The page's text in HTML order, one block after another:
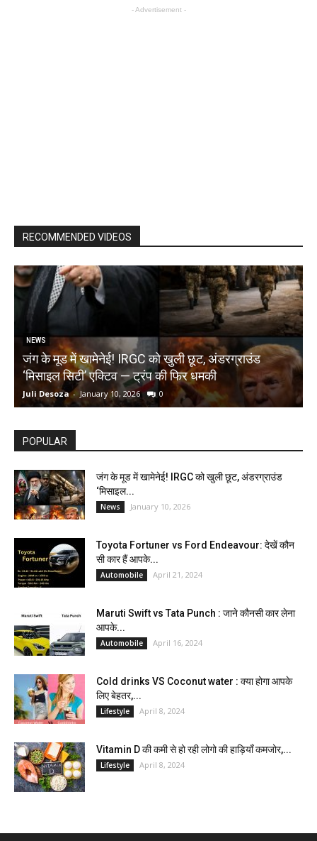
- Advertisement -
RECOMMENDED VIDEOS
NEWS
जंग के मूड में खामेनेई! IRGC को खुली छूट, अंडरग्राउंड
‘मिसाइल सिटी’ एक्टिव — ट्रंप की फिर धमकी
Juli Desoza - January 10, 2026 0
POPULAR
जंग के मूड में खामेनेई! IRGC को खुली छूट, अंडरग्राउंड
‘मिसाइल...
News January 10, 2026
Toyota Fortuner vs Ford Endeavour: देखें कौन
सी कार हैं आपके...
Automobile April 21, 2024
Maruti Swift vs Tata Punch : जाने कौनसी कार लेना
आपके...
Automobile April 16, 2024
Cold drinks VS Coconut water : क्या होगा आपके
लिए बेहतर,...
Lifestyle April 8, 2024
Vitamin D की कमी से हो रही लोगो की हाड़ियाँ कमजोर,...
Lifestyle April 8, 2024